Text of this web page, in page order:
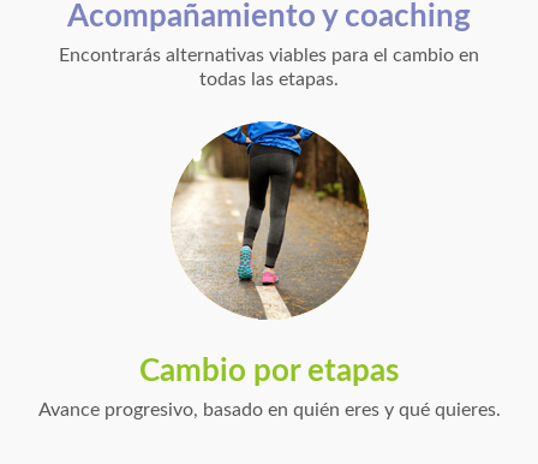
Acompañamiento y coaching
Encontrarás alternativas viables para el cambio en
todas las etapas.
Cambio por etapas
Avance progresivo, basado en quién eres y qué quieres.